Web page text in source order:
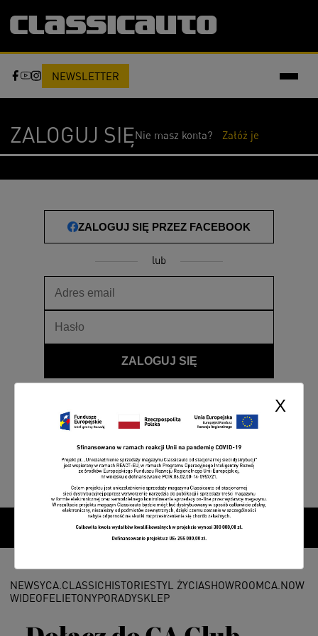
X
NEWSLETTER
ZALOGUJ SIĘNie masz konta? Załóż je
ZALOGUJ SIĘ PRZEZ FACEBOOK
lub
ZALOGUJ SIĘ
NEWSYCA.CLASSICHISTORIESTYL ŻYCIASHOWROOMCA.NOW
WIDEOFELIETONYPORADYSKLEP